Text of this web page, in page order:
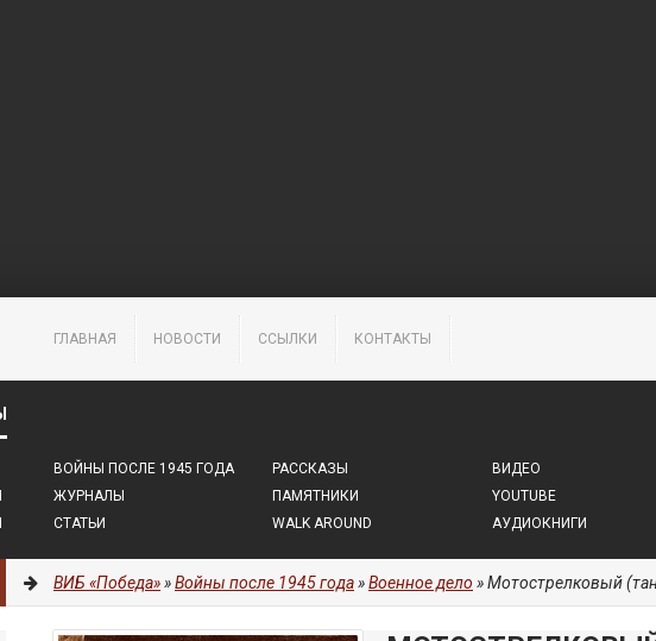
ГЛАВНАЯ НОВОСТИ ССЫЛКИ КОНТАКТЫ
ВОЙНЫ ПОСЛЕ 1945 ГОДА
ЖУРНАЛЫ
СТАТЬИ
РАССКАЗЫ
ПАМЯТНИКИ
WALK AROUND
ВИДЕО
YOUTUBE
АУДИОКНИГИ
ВИБ «Победа»»Войны после 1945 года»Военное дело » Мотострелковый